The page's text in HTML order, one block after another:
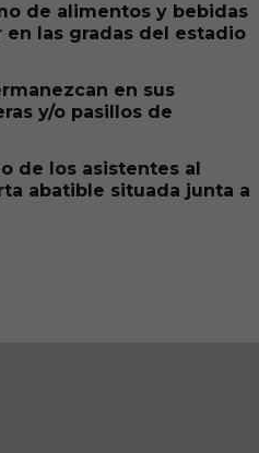
de alimentos y bebidas
las gradas del estadio
en sus
y/o pasillos de
de los asistentes al
abatible situada junta a